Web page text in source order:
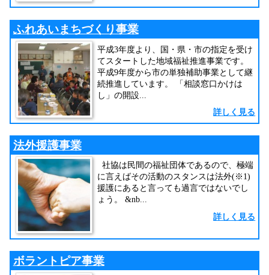
ふれあいまちづくり事業
平成3年度より、国・県・市の指定を受け
てスタートした地域福祉推進事業です。
平成9年度から市の単独補助事業として継
続推進しています。 「相談窓口かけは
し」の開設...
詳しく見る
法外援護事業
社協は民間の福祉団体であるので、極端
に言えばその活動のスタンスは法外(※1)
援護にあると言っても過言ではないでし
ょう。 &nb...
詳しく見る
ボラントピア事業